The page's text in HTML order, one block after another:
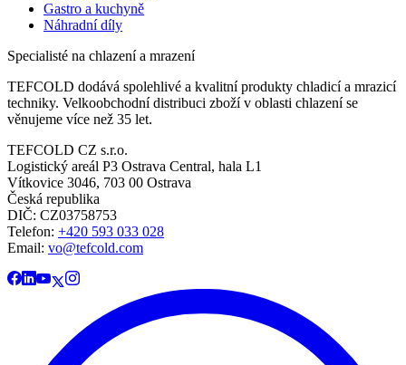
Gastro a kuchyně
Náhradní díly
Specialisté na chlazení a mrazení
TEFCOLD dodává spolehlivé a kvalitní produkty chladicí a mrazicí
techniky. Velkoobchodní distribuci zboží v oblasti chlazení se
věnujeme více než 35 let.
TEFCOLD CZ s.r.o.
Logistický areál P3 Ostrava Central, hala L1
Vítkovice 3046, 703 00 Ostrava
Česká republika
DIČ: CZ03758753​​​​​​
Telefon: +420 593 033 028
Email: vo@tefcold.com